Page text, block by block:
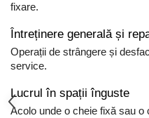
fixare.
Întreținere generală și
Operații de strângere și
service.
Lucrul în spații înguste
Acolo unde o cheie fixă sau o